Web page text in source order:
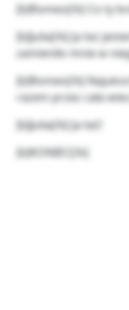
[b]Romeo[/b] Co ty
[b]Julia[/b] Ja tez
zamieniło mnie w
[b]Romeo[/b]
razem przez cała
[b]Julia[/b] Ja też!
[b]KONIEC[/b]